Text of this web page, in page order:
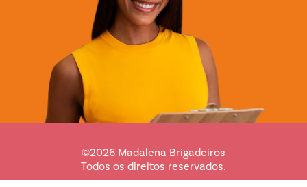
©2026 Madalena Brigadeiros
Todos os direitos reservados.